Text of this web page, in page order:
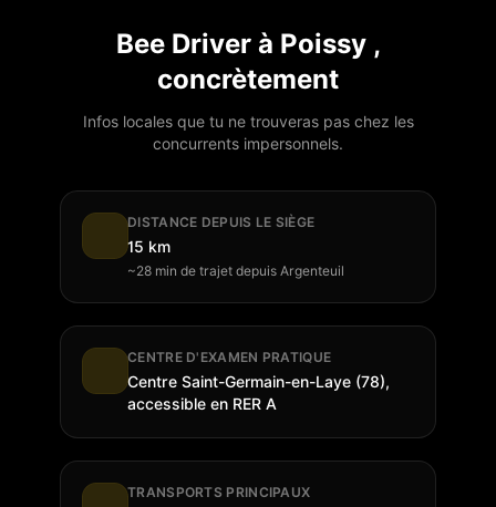
Bee Driver à Poissy,
concrètement
Infos locales que tu ne trouveras pas chez les
concurrents impersonnels.
DISTANCE DEPUIS LE SIÈGE
15 km
~28 min de trajet depuis Argenteuil
CENTRE D'EXAMEN PRATIQUE
Centre Saint-Germain-en-Laye (78),
accessible en RER A
TRANSPORTS PRINCIPAUX